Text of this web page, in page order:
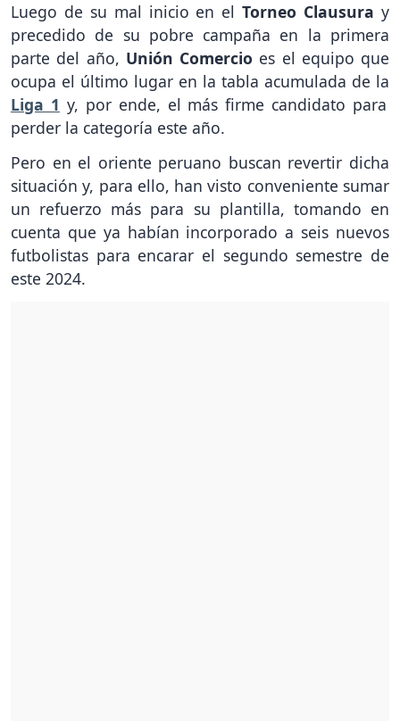
Luego de su mal inicio en elTorneo Clausura y
precedido de su pobre campaña en la primera
parte del año, Unión Comercio es el equipo que
ocupa el último lugar en la tabla acumulada de la
Liga 1 y, por ende, el más firme candidato para
perder la categoría este año.
Pero en el oriente peruano buscan revertir dicha
situación y, para ello, han visto conveniente sumar
un refuerzo más para su plantilla, tomando en
cuenta que ya habían incorporado a seis nuevos
futbolistas para encarar el segundo semestre de
este 2024.